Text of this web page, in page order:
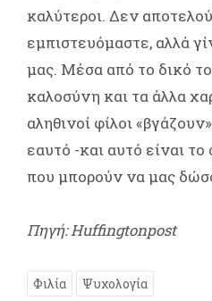
καλύτεροι. Δεν
εμπιστευόμαστε, αλλά
μας. Μέσα από το δικό
καλοσύνη και τα άλλα
αληθινοί φίλοι
εαυτό -και αυτό είναι
που μπορούν να μας
Πηγή: Huffingtonpost
Φιλία Ψυχολογία